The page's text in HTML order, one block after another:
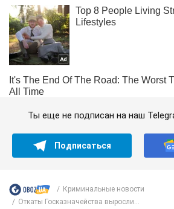
Ты еще не подписан на наш
Подписаться
Криминальные новости
Откаты Госказначейства выросли...